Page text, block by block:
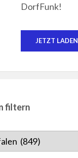
DorfFunk!
JETZT LADEN
filtern